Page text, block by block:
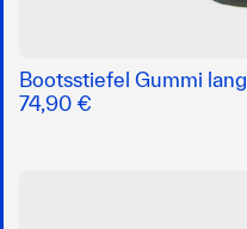
Bootsstiefel Gummi lang
74,90 €